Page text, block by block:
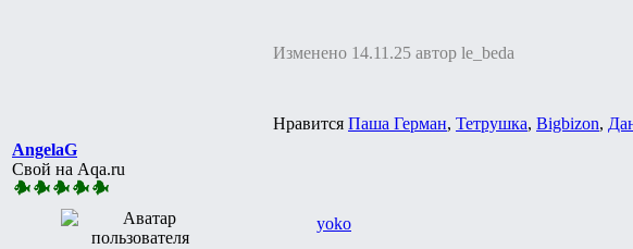
Изменено 14.11.25 автор le_beda
Нравится Паша Герман, Тетрушка, Bigbizon,
AngelaG
Свой на Aqa.ru
yoko